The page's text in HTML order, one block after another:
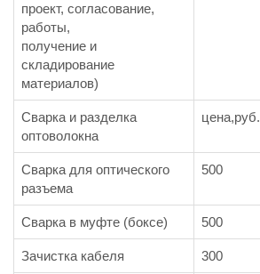
проект, согласование,
работы,
получение и
складирование
материалов)
Сварка и разделка
оптоволокна
цена,руб.
Сварка для оптического
разъема
500
Сварка в муфте (боксе) 500
Зачистка кабеля 300